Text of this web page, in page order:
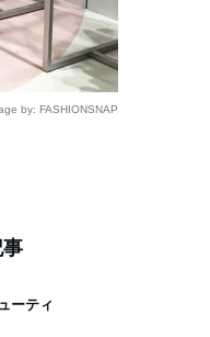
by: FASHIONSNAP
ーティ